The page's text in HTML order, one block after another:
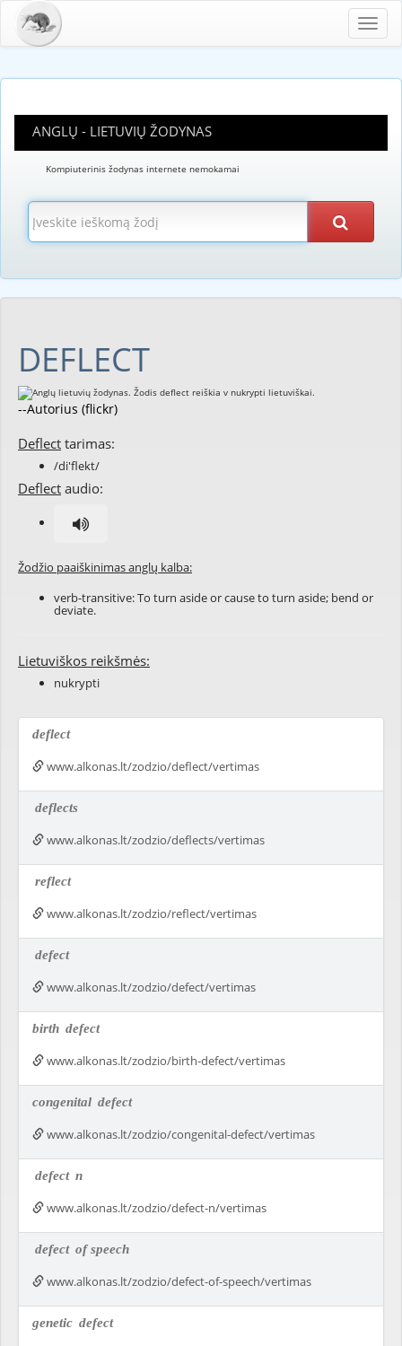
ANGLŲ - LIETUVIŲ ŽODYNAS
Kompiuterinis žodynas internete nemokamai
DEFLECT
--Autorius (flickr)
Deflect tarimas:
/di'flekt/
Deflect audio:
Žodžio paaiškinimas anglų kalba:
verb-transitive: To turn aside or cause to turn aside; bend or
deviate.
Lietuviškos reikšmės:
nukrypti
deflect
www.alkonas.lt/zodzio/deflect/vertimas
deflects
www.alkonas.lt/zodzio/deflects/vertimas
reflect
www.alkonas.lt/zodzio/reflect/vertimas
defect
www.alkonas.lt/zodzio/defect/vertimas
birth defect
www.alkonas.lt/zodzio/birth-defect/vertimas
congenital defect
www.alkonas.lt/zodzio/congenital-defect/vertimas
defect n
www.alkonas.lt/zodzio/defect-n/vertimas
defect of speech
www.alkonas.lt/zodzio/defect-of-speech/vertimas
genetic defect